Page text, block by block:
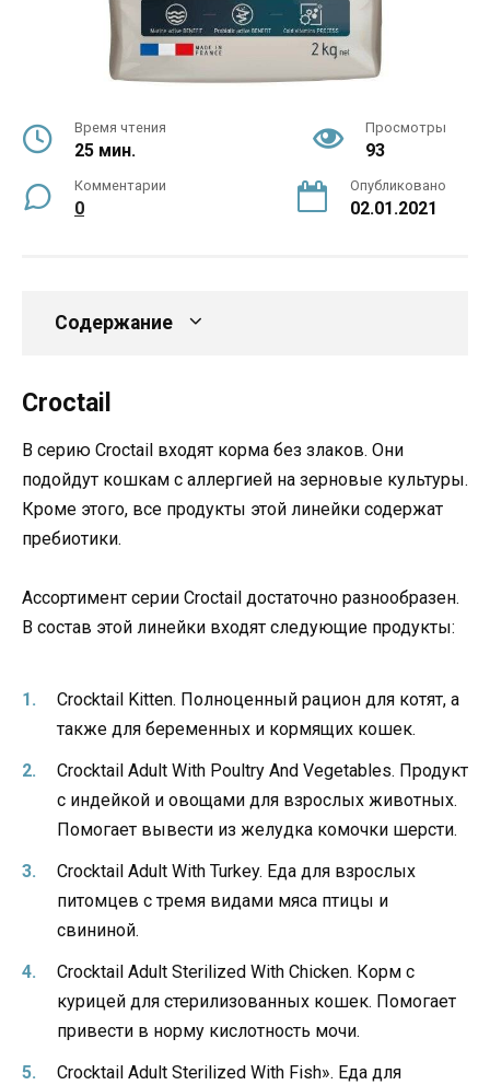
Время чтения
25 мин.
Просмотры
93
Комментарии
0
Опубликовано
02.01.2021
Содержание
Croctail
В серию Croctail входят корма без злаков. Они
подойдут кошкам с аллергией на зерновые культуры.
Кроме этого, все продукты этой линейки содержат
пребиотики.
Ассортимент серии Croctail достаточно разнообразен.
В состав этой линейки входят следующие продукты:
Crocktail Kitten. Полноценный рацион для котят, а
также для беременных и кормящих кошек.
Crocktail Adult With Poultry And Vegetables. Продукт
с индейкой и овощами для взрослых животных.
Помогает вывести из желудка комочки шерсти.
Crocktail Adult With Turkey. Еда для взрослых
питомцев с тремя видами мяса птицы и
свининой.
Crocktail Adult Sterilized With Chicken. Корм с
курицей для стерилизованных кошек. Помогает
привести в норму кислотность мочи.
Crocktail Adult Sterilized With Fish». Еда для